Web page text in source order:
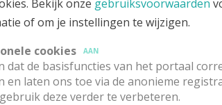
microsites actief op
Bekijk onze gebruiksvoorwaarden
of om je instellingen te wijzigen.
cookies
AAN
dat de basisfuncties van het portaal
en laten ons toe via de anonieme
deze verder te verbeteren.